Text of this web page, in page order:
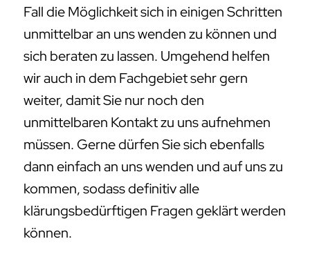
Fall die Möglichkeit sich in einigen Schritten
unmittelbar an uns wenden zu können und
sich beraten zu lassen. Umgehend helfen
wir auch in dem Fachgebiet sehr gern
weiter, damit Sie nur noch den
unmittelbaren Kontakt zu uns aufnehmen
müssen. Gerne dürfen Sie sich ebenfalls
dann einfach an uns wenden und auf uns zu
kommen, sodass definitiv alle
klärungsbedürftigen Fragen geklärt werden
können.